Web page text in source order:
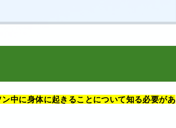
中に身体に起きることについて知る必要があ